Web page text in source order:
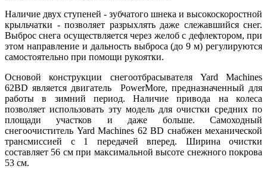
Наличие двух ступеней - зубчатого шнека и высокоскоростной
крыльчатки - позволяет разрыхлять даже слежавшийся снег.
Выброс снега осуществляется через желоб с дефлектором, при
этом направление и дальность выброса (до 9 м) регулируются
самостоятельно при помощи рукоятки.
Основой конструкции снегоотбрасывателя Yard Machines
62BD является двигатель PowerMore, предназначенный для
работы в зимний период. Наличие привода на колеса
позволяет использовать эту модель для очистки средних по
площади участков и даже больше. Самоходный
снегоочиститель Yard Machines 62 BD снабжен механической
трансмиссией с 1 передачей вперед. Ширина очистки
составляет 56 см при максимальной высоте снежного покрова
53 см.